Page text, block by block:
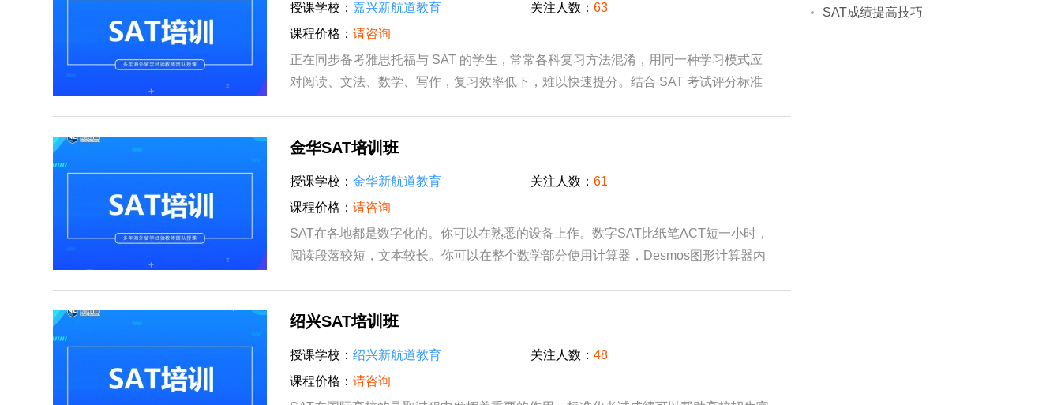
授课学校： 嘉兴新航道教育 关注人数： 63
课程价格： 请咨询
正在同步备考雅思托福与 SAT 的学生，常常各科复习方法混淆，用同一种学习模式应
对阅读、文法、数学、写作，复习效率低下，难以快速提分。结合 SAT 考试评分标准
金华SAT培训班
授课学校： 金华新航道教育 关注人数： 61
课程价格： 请咨询
SAT在各地都是数字化的。你可以在熟悉的设备上作。数字SAT比纸笔ACT短一小时，
阅读段落较短，文本较长。你可以在整个数学部分使用计算器，Desmos图形计算器内
绍兴SAT培训班
授课学校： 绍兴新航道教育 关注人数： 48
课程价格： 请咨询
SAT成绩提高技巧